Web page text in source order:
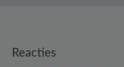
Reader
Reacties